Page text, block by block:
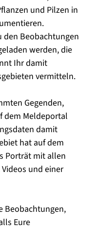
und Pilzen in
Beobachtungen
werden, die
Ihr damit
vermitteln.
Gegenden,
dem Meldeportal
damit
hat auf dem
Porträt mit allen
und einer
Beobachtungen,
Eure